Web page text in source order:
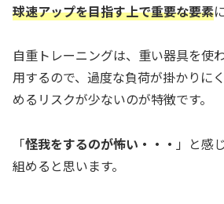
球速アップを目指す上で重要な要素
自重トレーニングは、重い器具を使
用するので、過度な負荷が掛かりに
めるリスクが少ないのが特徴です。
「怪我をするのが怖い・・・ 」と感
組めると思います。